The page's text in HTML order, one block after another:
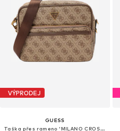
VÝPRODEJ
GUESS
Taška přes rameno 'MILANO CROSSBODY DOUBLE ZIP'